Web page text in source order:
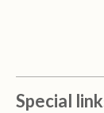
Special